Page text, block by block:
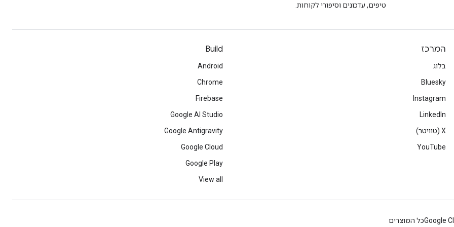
טיפים, עדכונים וסיפורי לקוחות.
המרכז
בלוג
Bluesky
Instagram
LinkedIn
‫X (טוויטר)
YouTube
Build
Android
Chrome
Firebase
Google AI Studio
Google Antigravity
Google Cloud
Google Play
View all
Googleכל המוצרים